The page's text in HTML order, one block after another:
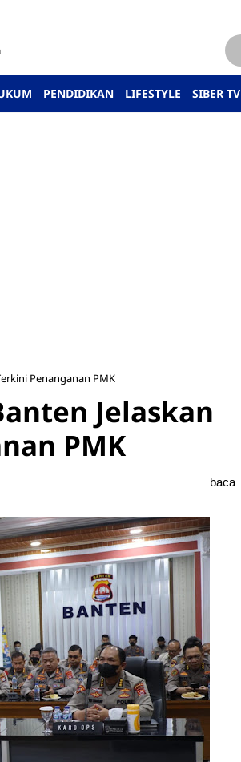
PENDIDIKAN LIFESTYLE SIBER TV
Penanganan PMK
Jelaskan
PMK
baca